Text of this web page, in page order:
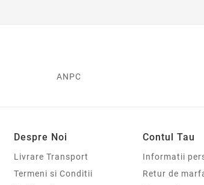
ANPC
Despre Noi
Livrare Transport
Termeni si Conditii
Contul Tau
Informatii
Retur de